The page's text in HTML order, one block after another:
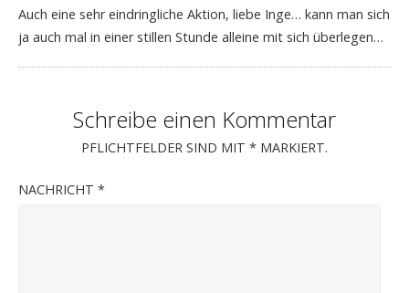
Auch eine sehr eindringliche Aktion, liebe Inge… kann man sich
ja auch mal in einer stillen Stunde alleine mit sich überlegen…
Schreibe einen Kommentar
PFLICHTFELDER SIND MIT * MARKIERT.
NACHRICHT *